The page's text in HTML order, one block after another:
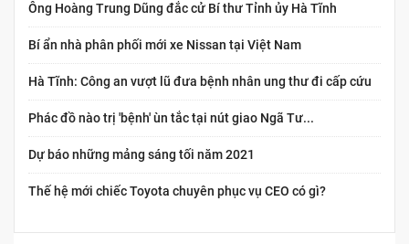
Ông Hoàng Trung Dũng đắc cử Bí thư Tỉnh ủy Hà Tĩnh
Bí ẩn nhà phân phối mới xe Nissan tại Việt Nam
Hà Tĩnh: Công an vượt lũ đưa bệnh nhân ung thư đi cấp cứu
Phác đồ nào trị 'bệnh' ùn tắc tại nút giao Ngã Tư...
Dự báo những mảng sáng tối năm 2021
Thế hệ mới chiếc Toyota chuyên phục vụ CEO có gì?